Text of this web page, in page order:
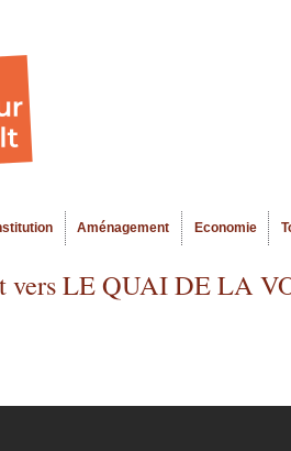
Aménagement Economie
vers LE QUAI DE LA